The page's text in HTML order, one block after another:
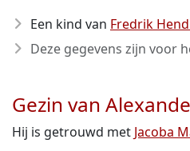
Een kind van Fredrik
Deze gegevens zijn voor
Gezin van
Hij is getrouwd met Jacoba